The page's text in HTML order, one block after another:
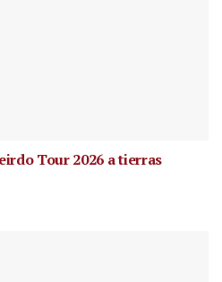
Tour 2026 a tierras